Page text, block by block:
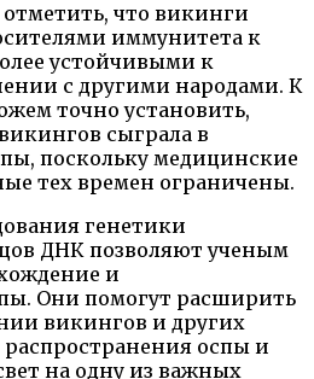
что викинги
иммунитета к
устойчивыми к
с другими народами. К
точно установить,
сыграла в
поскольку медицинские
тех времен ограничены.
генетики
ДНК позволяют ученым
и
Они помогут расширить
викингов и других
оспы и
на одну из важных